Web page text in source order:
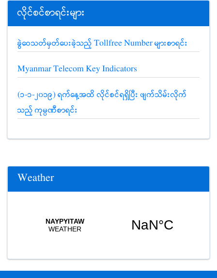
လိုင်စင်စာရင်းများ
ခွဲဝေသတ်မှတ်ပေးခဲ့သည့် Tollfree Number များစာရင်း
Myanmar Telecom Key Indicators
(၁-၁-၂၀၁၉) ရက်နေ့အထိ လိုင်စင်ရရှိပြီး ဖျက်သိမ်းလိုက်
သည့် ကုမ္ပဏီစာရင်း
Weather